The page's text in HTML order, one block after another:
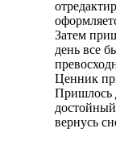
Затем
день все
Ценник
Пришлось
вернусь